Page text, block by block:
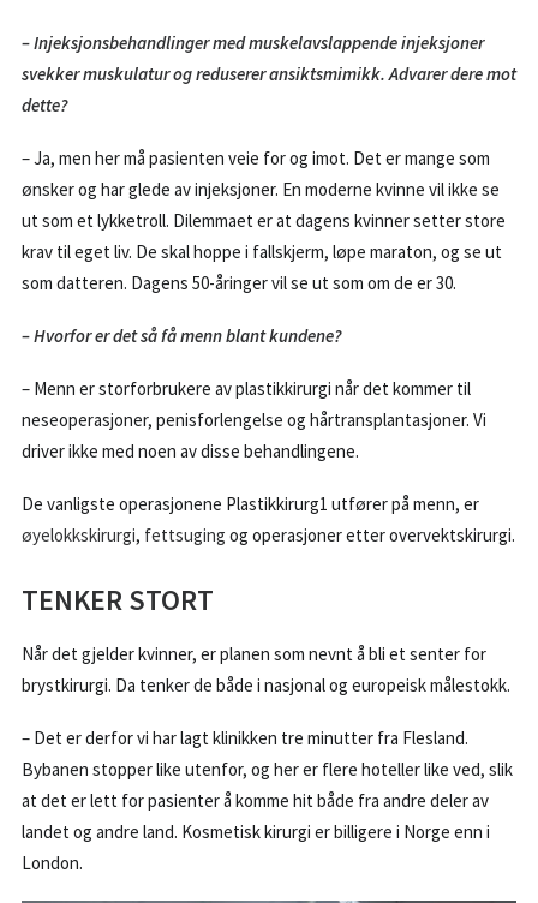
– Injeksjonsbehandlinger med muskelavslappende injeksjoner
svekker muskulatur og reduserer ansiktsmimikk. Advarer dere mot
dette?
– Ja, men her må pasienten veie for og imot. Det er mange som
ønsker og har glede av injeksjoner. En moderne kvinne vil ikke se
ut som et lykketroll. Dilemmaet er at dagens kvinner setter store
krav til eget liv. De skal hoppe i fallskjerm, løpe maraton, og se ut
som datteren. Dagens 50-åringer vil se ut som om de er 30.
– Hvorfor er det så få menn blant kundene?
– Menn er storforbrukere av plastikkirurgi når det kommer til
neseoperasjoner, penisforlengelse og hårtransplantasjoner. Vi
driver ikke med noen av disse behandlingene.
De vanligste operasjonene Plastikkirurg1 utfører på menn, er
øyelokkskirurgi, fettsuging og operasjoner etter overvektskirurgi.
TENKER STORT
Når det gjelder kvinner, er planen som nevnt å bli et senter for
brystkirurgi. Da tenker de både i nasjonal og europeisk målestokk.
– Det er derfor vi har lagt klinikken tre minutter fra Flesland.
Bybanen stopper like utenfor, og her er flere hoteller like ved, slik
at det er lett for pasienter å komme hit både fra andre deler av
landet og andre land. Kosmetisk kirurgi er billigere i Norge enn i
London.